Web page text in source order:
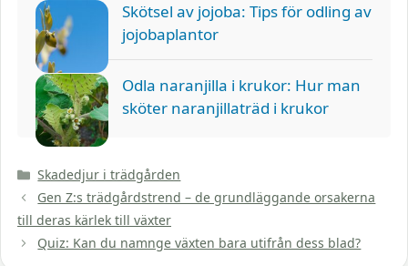
Skötsel av jojoba: Tips för odling av
jojobaplantor
Odla naranjilla i krukor: Hur man
sköter naranjillaträd i krukor
Kategorier
Skadedjur i trädgården
Gen Z:s trädgårdstrend – de grundläggande orsakerna
till deras kärlek till växter
Quiz: Kan du namnge växten bara utifrån dess blad?